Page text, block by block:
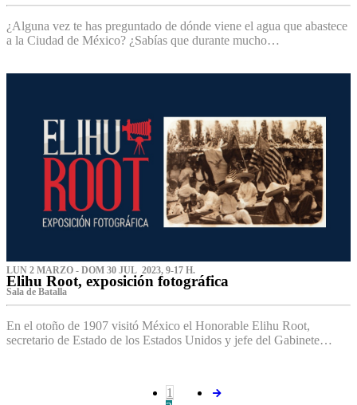
¿Alguna vez te has preguntado de dónde viene el agua que abastece
a la Ciudad de México? ¿Sabías que durante mucho…
LUN 2 MARZO - DOM 30 JUL 2023, 9-17 H.
Elihu Root, exposición fotográfica
Sala de Batalla
En el otoño de 1907 visitó México el Honorable Elihu Root,
secretario de Estado de los Estados Unidos y jefe del Gabinete…
1